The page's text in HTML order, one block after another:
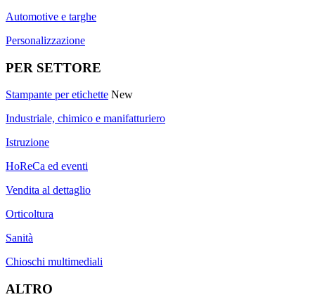
Automotive e targhe
Personalizzazione
PER SETTORE
Stampante per etichette New
Industriale, chimico e manifatturiero
Istruzione
HoReCa ed eventi
Vendita al dettaglio
Orticoltura
Sanità
Chioschi multimediali
ALTRO